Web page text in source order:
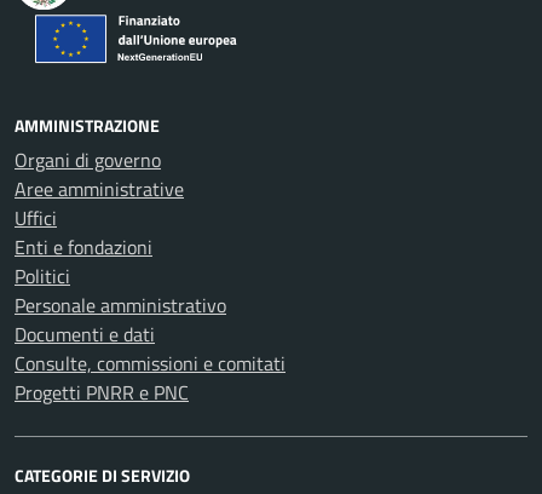
AMMINISTRAZIONE
Organi di governo
Aree amministrative
Uffici
Enti e fondazioni
Politici
Personale amministrativo
Documenti e dati
Consulte, commissioni e comitati
Progetti PNRR e PNC
CATEGORIE DI SERVIZIO